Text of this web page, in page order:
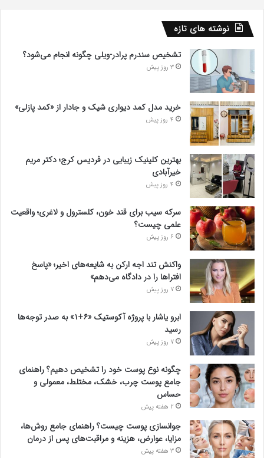
نوشته های تازه
تشخیص سندرم پرادر-ویلی چگونه انجام می‌شود؟
3 روز پیش
خرید مدل کمد دیواری شیک و جادار از «کمد پازلی»
4 روز پیش
بهترین کلینیک زیبایی در فردیس کرج؛ دکتر مریم
خیرآبادی
4 روز پیش
سرکه سیب برای قند خون، کلسترول و لاغری؛ واقعیت
علمی چیست؟
6 روز پیش
واکنش تند اجه ارکن به شایعه‌های اخیر؛ «پاسخ
افتراها را در دادگاه می‌دهم»
7 روز پیش
ابرو یاشار با پروژه آکوستیک «۶+۱» به صدر توجه‌ها
رسید
7 روز پیش
چگونه نوع پوست خود را تشخیص دهیم؟ راهنمای
جامع پوست چرب، خشک، مختلط، معمولی و
حساس
2 هفته پیش
جوانسازی پوست چیست؟ راهنمای جامع روش‌ها،
مزایا، عوارض، هزینه و مراقبت‌های پس از درمان
3 هفته پیش